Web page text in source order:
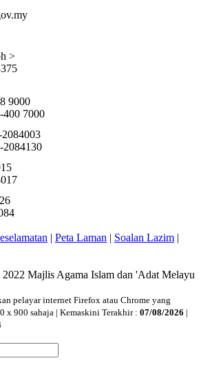
>
9000
| Peta Laman | Soalan Lazim |
Majlis Agama Islam dan 'Adat Melayu
pelayar internet Firefox atau Chrome yang
x 900 sahaja | Kemaskini Terakhir : 07/08/2026 |